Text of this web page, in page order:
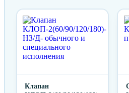
Клапан